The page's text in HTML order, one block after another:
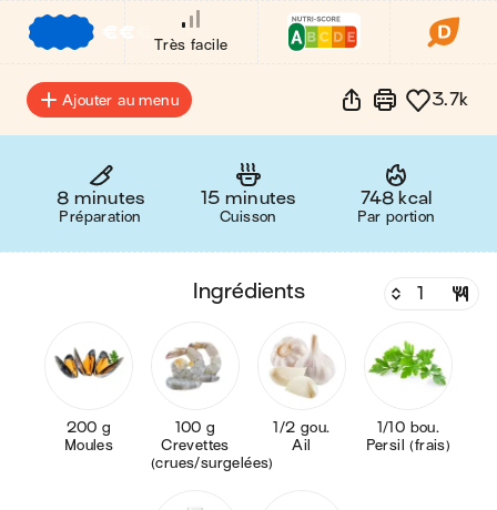
€€
Très facile
Ajouter au menu 3.7k
8 minutes
Préparation
15 minutes
Cuisson
748 kcal
Par portion
ingrédients
200 g
Moules
100 g
Crevettes
(crues/surgelées)
1/2 gou.
Ail
1/10 bou.
Persil (frais)